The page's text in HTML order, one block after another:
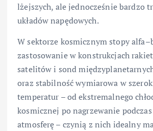
lżejszych, ale jednocześnie bardzo
układów napędowych.
W sektorze kosmicznym stopy
zastosowanie w konstrukcjach
satelitów i sond
oraz stabilność wymiarowa w
temperatur – od ekstremalnego
kosmicznej po nagrzewanie
atmosferę – czynią z nich idealny